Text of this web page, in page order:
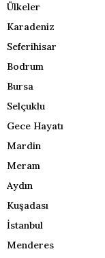
Ülkeler
Karadeniz
Seferihisar
Bodrum
Bursa
Selçuklu
Gece Hayatı
Mardin
Meram
Aydın
Kuşadası
İstanbul
Menderes